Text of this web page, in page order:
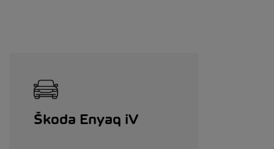
Škoda Enyaq iV